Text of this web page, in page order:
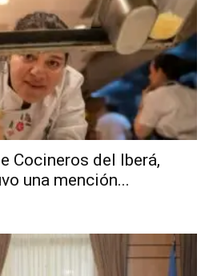
Cocineros del Iberá,
una mención...